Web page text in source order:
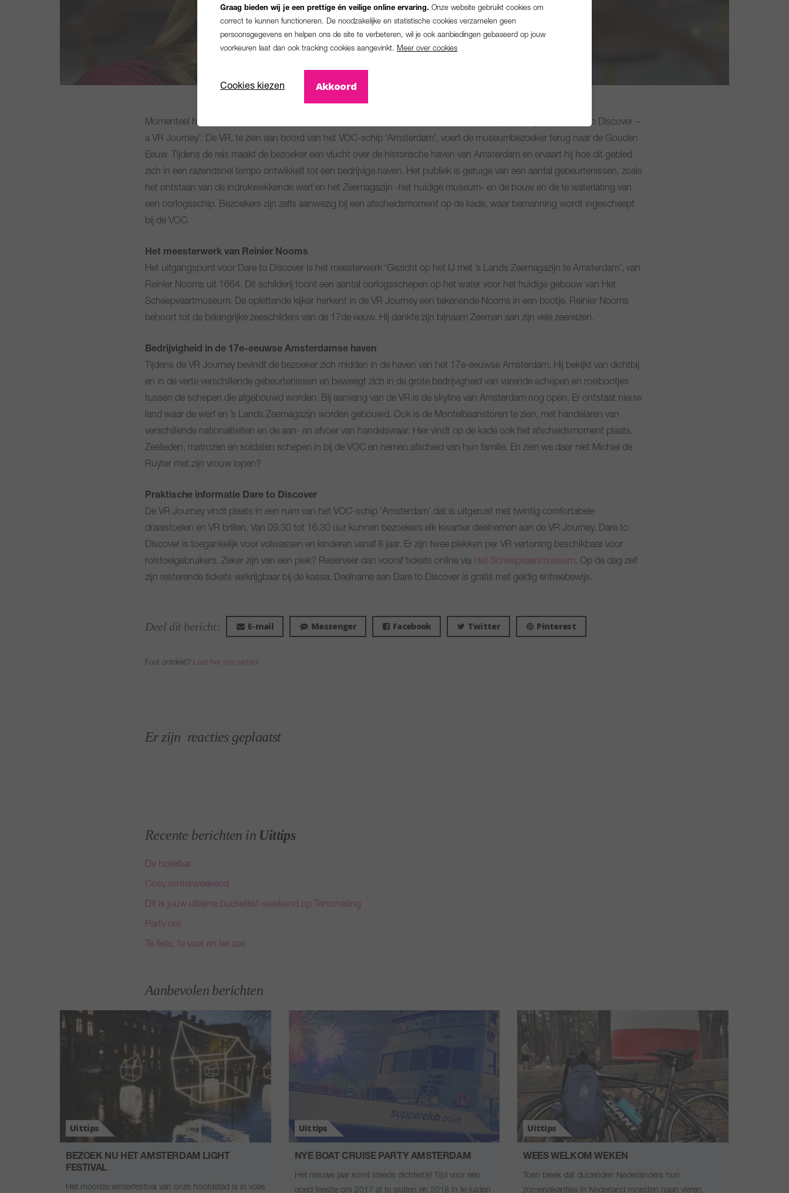
Graag bieden wij je een prettige én veilige online ervaring. Onze website gebruikt cookies om
correct te kunnen functioneren. De noodzakelijke en statistische cookies verzamelen geen
persoonsgegevens en helpen ons de site te verbeteren, wil je ook aanbiedingen gebaseerd op jouw
voorkeuren laat dan ook tracking cookies aangevinkt. Meer over cookies
Cookies kiezen Akkoord
Momenteel heeft
in Amsterdam een spectaculaire Virtual Reality tijdreis getiteld ‘Dare to Discover –
a VR Journey’. De VR, te zien aan boord van het VOC-schip ‘Amsterdam’, voert de museumbezoeker terug naar de Gouden
Eeuw. Tijdens de reis maakt de bezoeker een vlucht over de historische haven van Amsterdam en ervaart hij hoe dit gebied
zich in een razendsnel tempo ontwikkelt tot een bedrijvige haven. Het publiek is getuige van een aantal gebeurtenissen, zoals
het ontstaan van de indrukwekkende werf en het Zeemagazijn -het huidige museum- en de bouw en de te waterlating van
een oorlogsschip. Bezoekers zijn zelfs aanwezig bij een afscheidsmoment op de kade, waar bemanning wordt ingescheept
bij de VOC.
Het meesterwerk van Reinier Nooms
Het uitgangspunt voor Dare to Discover is het meesterwerk ‘Gezicht op het IJ met ’s Lands Zeemagazijn te Amsterdam’, van
Reinier Nooms uit 1664. Dit schilderij toont een aantal oorlogsschepen op het water voor het huidige gebouw van Het
Scheepvaartmuseum. De oplettende kijker herkent in de VR Journey een tekenende Nooms in een bootje. Reinier Nooms
behoort tot de belangrijke zeeschilders van de 17de eeuw. Hij dankte zijn bijnaam Zeeman aan zijn vele zeereizen.
Bedrijvigheid in de 17e-eeuwse Amsterdamse haven
Tijdens de VR Journey bevindt de bezoeker zich midden in de haven van het 17e-eeuwse Amsterdam. Hij bekijkt van dichtbij
en in de verte verschillende gebeurtenissen en beweegt zich in de grote bedrijvigheid van varende schepen en roeibootjes
tussen de schepen die afgebouwd worden. Bij aanvang van de VR is de skyline van Amsterdam nog open. Er ontstaat nieuw
land waar de werf en ’s Lands Zeemagazijn worden gebouwd. Ook is de Montelbaanstoren te zien, met handelaren van
verschillende nationaliteiten en de aan- en afvoer van handelswaar. Hier vindt op de kade ook het afscheidsmoment plaats.
Zeelieden, matrozen en soldaten schepen in bij de VOC en nemen afscheid van hun familie. En zien we daar niet Michiel de
Ruyter met zijn vrouw lopen?
Praktische informatie Dare to Discover
De VR Journey vindt plaats in een ruim van het VOC-schip ‘Amsterdam’ dat is uitgerust met twintig comfortabele
draaistoelen en VR brillen. Van 09.30 tot 16.30 uur kunnen bezoekers elk kwartier deelnemen aan de VR Journey. Dare to
Discover is toegankelijk voor volwassen en kinderen vanaf 8 jaar. Er zijn twee plekken per VR vertoning beschikbaar voor
rolstoelgebruikers. Zeker zijn van een plek? Reserveer dan vooraf tickets online via Het Scheepvaartmuseum. Op de dag zelf
zijn resterende tickets verkrijgbaar bij de kassa. Deelname aan Dare to Discover is gratis met geldig entreebewijs.
Deel dit bericht: E-mail Messenger Facebook Twitter Pinterest
Fout ontdekt? Laat het ons weten!
Er zijn reacties geplaatst
Recente berichten in Uittips
De hotelbar
Cosy winterweekend
Dit is jouw ultieme bucketlist-weekend op Terschelling
Party on!
Te fiets, te voet en ter zee
Aanbevolen berichten
Uittips
BEZOEK NU HET AMSTERDAM LIGHT
FESTIVAL
Het mooiste winterfestival van onze hoofdstad is in volle
Uittips
NYE BOAT CRUISE PARTY AMSTERDAM
Het nieuwe jaar komt steeds dichterbij! Tijd voor een
goed feestje om 2017 af te sluiten en 2018 in te luiden
Uittips
WEES WELKOM WEKEN
Toen bleek dat duizenden Nederlanders hun
zomervakanties in Nederland moesten gaan vieren,